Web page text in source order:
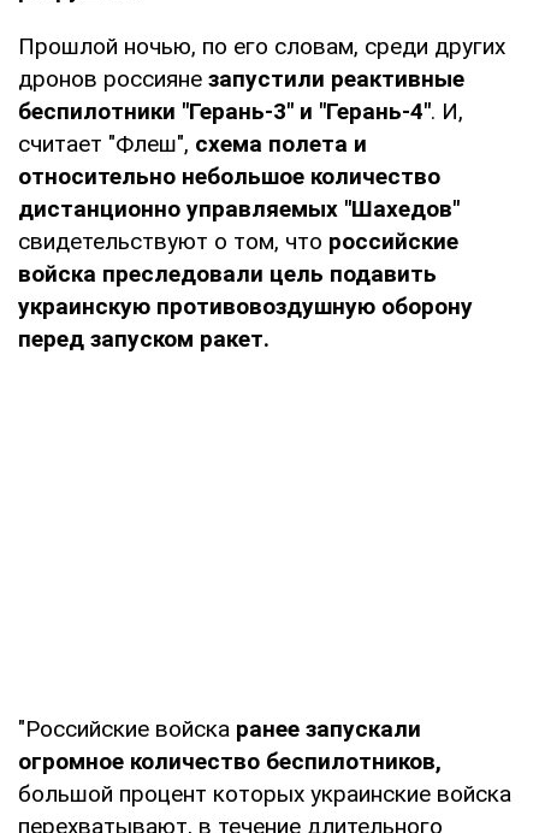
Прошлой ночью, по его словам, среди других
дронов россияне запустили реактивные
беспилотники "Герань-3" и "Герань-4". И,
считает "Флеш", схема полета и
относительно небольшое количество
дистанционно управляемых "Шахедов"
свидетельствуют о том, что российские
войска преследовали цель подавить
украинскую противовоздушную оборону
перед запуском ракет.
"Российские войска ранее запускали
огромное количество беспилотников,
большой процент которых украинские войска
перехватывают, в течение длительного